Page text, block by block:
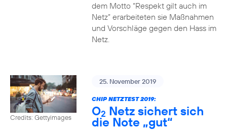
dem Motto “Respekt gilt auch im
Netz” erarbeiteten sie Maßnahmen
und Vorschläge gegen den Hass im
Netz.
Credits: Gettyimages
25. November 2019
CHIP NETZTEST 2019:
O2 Netz sichert sich
die Note „gut“